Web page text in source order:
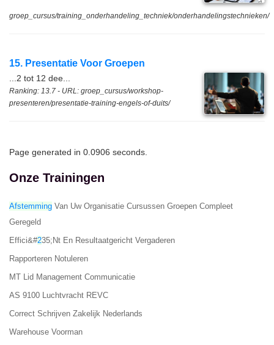
groep_cursus/training_onderhandeling_techniek/onderhandelingstechnieken/
15. Presentatie Voor Groepen
...2 tot 12 dee...
Ranking: 13.7 - URL: groep_cursus/workshop-
presenteren/presentatie-training-engels-of-duits/
Page generated in 0.0906 seconds.
Onze Trainingen
Afstemming Van Uw Organisatie Cursussen Groepen Compleet
Geregeld
Effici&#235;nt En Resultaatgericht Vergaderen
Rapporteren Notuleren
MT Lid Management Communicatie
AS 9100 Luchtvracht REVC
Correct Schrijven Zakelijk Nederlands
Warehouse Voorman